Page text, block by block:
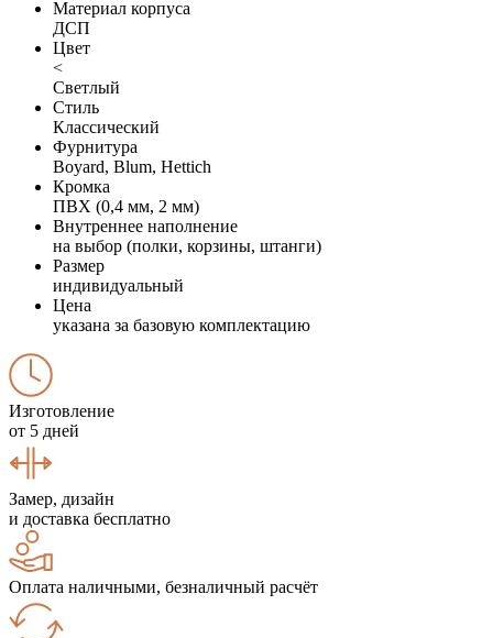
Материал корпуса
ДСП
Цвет
<
Светлый
Стиль
Классический
Фурнитура
Boyard, Blum, Hettich
Кромка
ПВХ (0,4 мм, 2 мм)
Внутреннее наполнение
на выбор (полки, корзины, штанги)
Размер
индивидуальный
Цена
указана за базовую комплектацию
Изготовление
от 5 дней
Замер, дизайн
и доставка бесплатно
Оплата наличными, безналичный расчёт